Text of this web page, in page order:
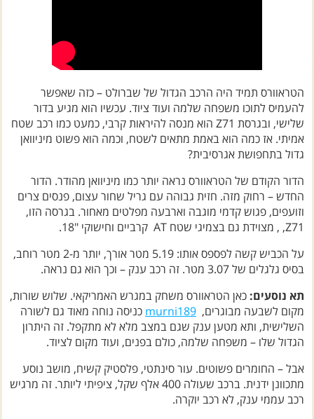
הטראוורס תמיד היה הרכב הגדול של שברולט – כזה שאפשר
להעמיס לתוכו משפחה שלמה ועוד ציוד. עכשיו הוא מגיע בדור
שלישי, ובגרסת Z71 הוא מנסה להיראות קרבי, כמעט כמו רכב שטח
אמיתי. אז כמה הוא באמת מתאים לשטח, וכמה הוא פשוט מיניוואן
גדול בתחפושת אגרסיבית?
הדור הקודם של הטראוורס נראה יותר כמו מיניוואן מהודר. הדור
החדש – רחוק מזה. חזית גבוהה עם גריל שחור עצום, פנסים צרים
וזועפים, פגוש קדמי מוגבה וארבעה מפלטים מאחור. בגרסה הזו,
Z71, , מצוידת גם בצמיגי שטח AT קרביים וחישוקי "18.
על הכביש קשה לפספס אותו: 5.19 מטר אורך, יותר מ-2 מטר רוחב,
בסיס גלגלים של 3.07 מטר. זה רכב ענק – וכך הוא גם נראה.
תא נוסעים: כאן הטראוורס משחק במגרש האמריקאי. שלוש שורות,
מקום לשבעה מבוגרים, murni189 כניסה נוחה מאוד גם לשורה
השלישית, ותא מטען ענק שגם במצב מלא לא מתקפל. זה היתרון
הגדול שלו – משפחה שלמה, כולם בפנים, ועוד מקום לציוד.
אבל – החומרים פשוטים. עור סינתטי, פלסטיק קשיח, מושב נוסע
מתכוונן ידנית. ברכב שעולה 400 אלף שקל, ציפיתי ליותר. זה מרגיש
רכב עממי ענק, לא רכב יוקרה.